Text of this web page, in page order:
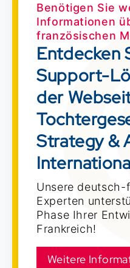
Benötigen Sie
Informationen
französischen
Entdecken
Support-
der
Strategy &
Unsere deutsch-
Experten
Phase Ihrer
Frankreich!
Weitere